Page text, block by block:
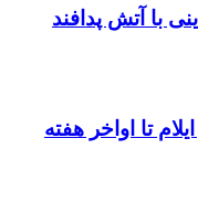
به قبل از جنگ